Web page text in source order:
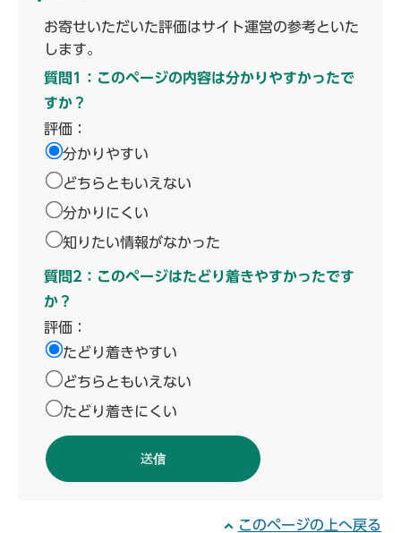
お寄せいただいた評価はサイト運営の参考といた
します。
質問1：このページの内容は分かりやすかったで
すか？
評価：
分かりやすい
どちらともいえない
分かりにくい
知りたい情報がなかった
質問2：このページはたどり着きやすかったです
か？
評価：
たどり着きやすい
どちらともいえない
たどり着きにくい
このページの上へ戻る